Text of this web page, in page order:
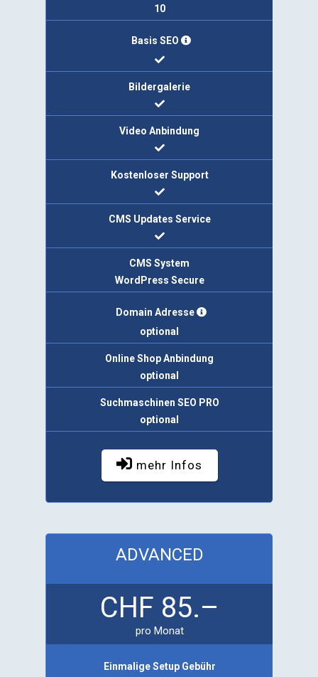
10
Basis SEO
Bildergalerie
Video Anbindung
Kostenloser Support
CMS Updates Service
CMS System
WordPress Secure
Domain Adresse
optional
Online Shop Anbindung
optional
Suchmaschinen SEO PRO
optional
mehr Infos
ADVANCED
CHF 85.–
pro Monat
Einmalige Setup Gebühr